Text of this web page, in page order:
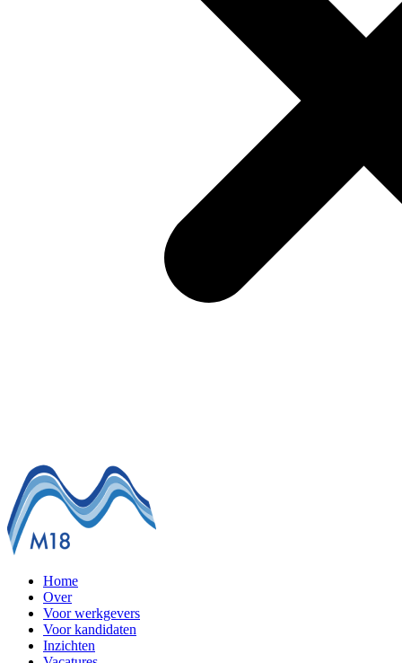
Home
Over
Voor werkgevers
Voor kandidaten
Inzichten